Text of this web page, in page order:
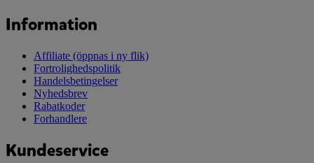
Information
Affiliate (öppnas i ny flik)
Fortrolighedspolitik
Handelsbetingelser
Nyhedsbrev
Rabatkoder
Forhandlere
Kundeservice